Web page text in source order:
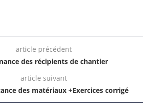
article précédent
des récipients de chantier
article suivant
des matériaux +Exercices corrigé